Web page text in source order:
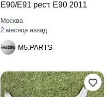
E90/E91 рест. E90 2011
Москва
2 месяца назад
M5.PARTS